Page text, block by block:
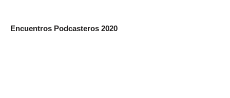
Encuentros Podcasteros 2020